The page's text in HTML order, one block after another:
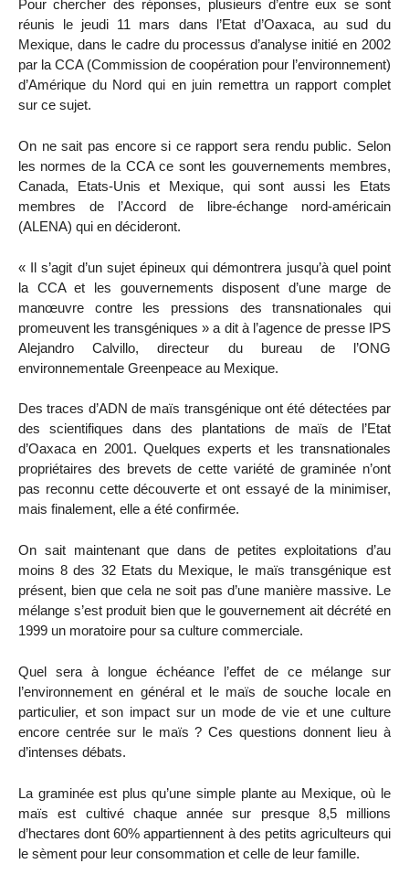
Pour chercher des réponses, plusieurs d’entre eux se sont
réunis le jeudi 11 mars dans l’Etat d’Oaxaca, au sud du
Mexique, dans le cadre du processus d’analyse initié en 2002
par la CCA (Commission de coopération pour l’environnement)
d’Amérique du Nord qui en juin remettra un rapport complet
sur ce sujet.
On ne sait pas encore si ce rapport sera rendu public. Selon
les normes de la CCA ce sont les gouvernements membres,
Canada, Etats-Unis et Mexique, qui sont aussi les Etats
membres de l’Accord de libre-échange nord-américain
(ALENA) qui en décideront.
« Il s’agit d’un sujet épineux qui démontrera jusqu’à quel point
la CCA et les gouvernements disposent d’une marge de
manœuvre contre les pressions des transnationales qui
promeuvent les transgéniques » a dit à l’agence de presse IPS
Alejandro Calvillo, directeur du bureau de l’ONG
environnementale Greenpeace au Mexique.
Des traces d’ADN de maïs transgénique ont été détectées par
des scientifiques dans des plantations de maïs de l’Etat
d’Oaxaca en 2001. Quelques experts et les transnationales
propriétaires des brevets de cette variété de graminée n’ont
pas reconnu cette découverte et ont essayé de la minimiser,
mais finalement, elle a été confirmée.
On sait maintenant que dans de petites exploitations d’au
moins 8 des 32 Etats du Mexique, le maïs transgénique est
présent, bien que cela ne soit pas d’une manière massive. Le
mélange s’est produit bien que le gouvernement ait décrété en
1999 un moratoire pour sa culture commerciale.
Quel sera à longue échéance l’effet de ce mélange sur
l’environnement en général et le maïs de souche locale en
particulier, et son impact sur un mode de vie et une culture
encore centrée sur le maïs ? Ces questions donnent lieu à
d’intenses débats.
La graminée est plus qu’une simple plante au Mexique, où le
maïs est cultivé chaque année sur presque 8,5 millions
d’hectares dont 60% appartiennent à des petits agriculteurs qui
le sèment pour leur consommation et celle de leur famille.